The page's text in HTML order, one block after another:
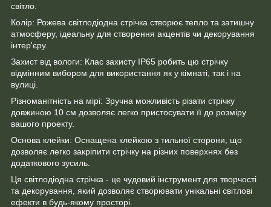
світло.
Колір: Рожева світлодіодна стрічка створює тепло та затишну
атмосферу, ідеальну для створення акцентів чи декорування
інтер'єру.
Захист від вологи: Клас захисту IP65 робить цю стрічку
відмінним вибором для використання як у кімнаті, так і на
вулиці.
Різноманітність на мірі: Зручна можливість різати стрічку
довжиною 10 см дозволяє легко пристосувати її до розміру
вашого проекту.
Основа клейки: Оснащена клейкою з тильної сторони, що
дозволяє легко закріпити стрічку на різних поверхнях без
додаткового зусиль.
Ця світлодіодна стрічка - це чудовий інструмент для творчості
та декорування, який дозволяє створювати унікальні світлові
ефекти в будь-якому просторі.